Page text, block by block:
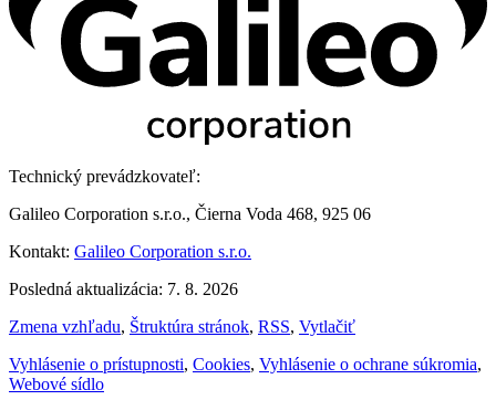
Technický prevádzkovateľ:
Galileo Corporation s.r.o., Čierna Voda 468, 925 06
Kontakt: Galileo Corporation s.r.o.
Posledná aktualizácia: 7. 8. 2026
Zmena vzhľadu, Štruktúra stránok, RSS, Vytlačiť
Vyhlásenie o prístupnosti, Cookies, Vyhlásenie o ochrane súkromia,
Webové sídlo